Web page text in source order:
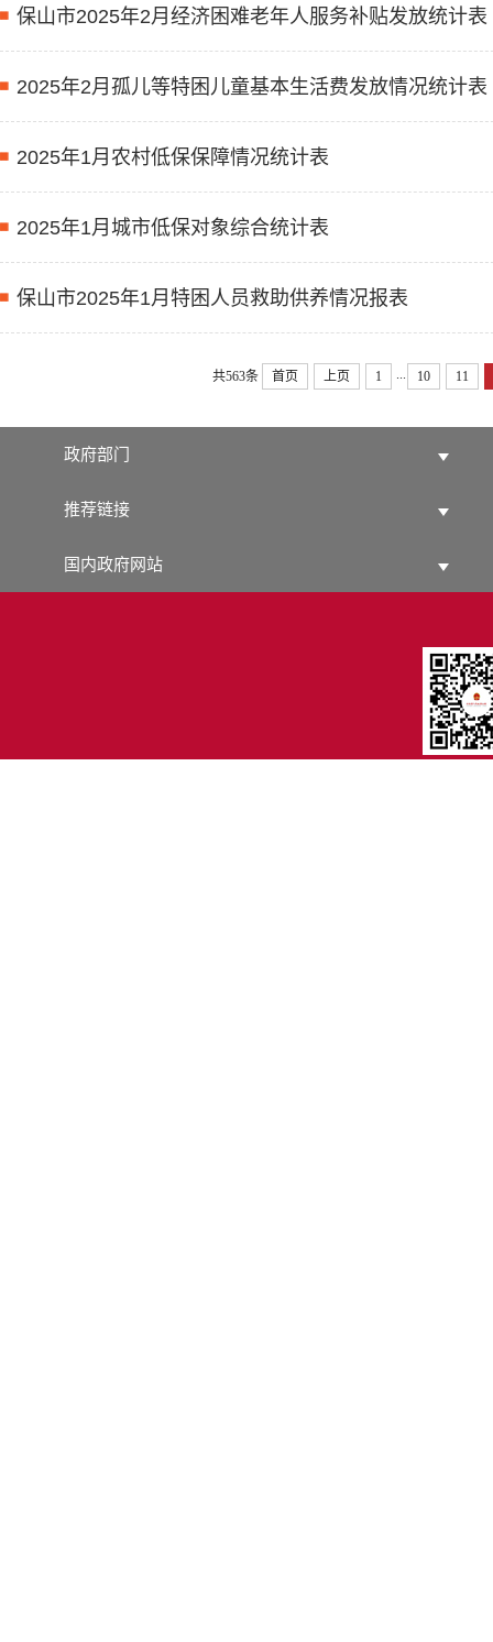
保山市2025年2月经济困难老年人服务补贴发放统计表
2025年2月孤儿等特困儿童基本生活费发放情况统计表
2025年1月农村低保保障情况统计表
2025年1月城市低保对象综合统计表
保山市2025年1月特困人员救助供养情况报表
共563条 首页 上页 1 ... 10 11